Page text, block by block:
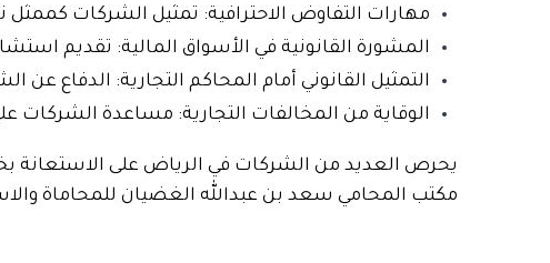
مهارات التفاوض الاحترافية: تمثيل الشركات
المشورة القانونية في الأسواق المالية: تقديم
التمثيل القانوني أمام المحاكم التجارية: الدفاع عن
الوقاية من المخالفات التجارية: مساعدة الشركات
يحرص العديد من الشركات في الرياض على الاستعانة
مكتب المحامي سعد بن عبدالله الغضيان للمحاماة